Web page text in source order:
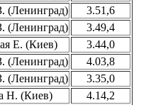
(Ленинград)
3.51,6
(Ленинград)
3.49,4
Е. (Киев)
3.44,0
(Ленинград)
4.03,8
(Ленинград)
3.35,0
Н. (Киев)
4.14,2